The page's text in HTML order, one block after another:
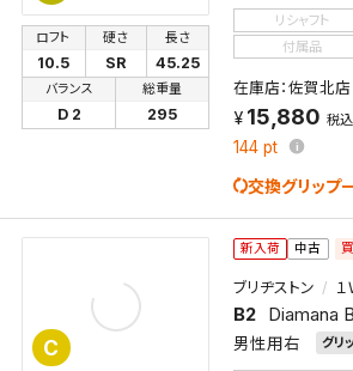
ロフト
10.5
硬さ
SR
長さ
45.25
バランス
D 2
総重量
295
リシャフト
付属品
在庫店：佐賀北店
15,880 税込
144 pt
交換グリップ
C
新入荷 中古
ブリヂストン
B2 Diamana
男性用右 グリ